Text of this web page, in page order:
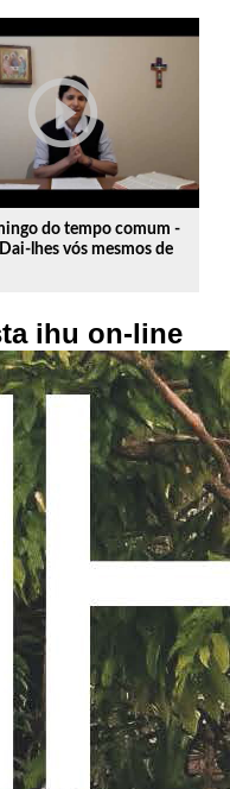
play_circle_outline
do tempo comum -
lhes vós mesmos de
ihu on-line